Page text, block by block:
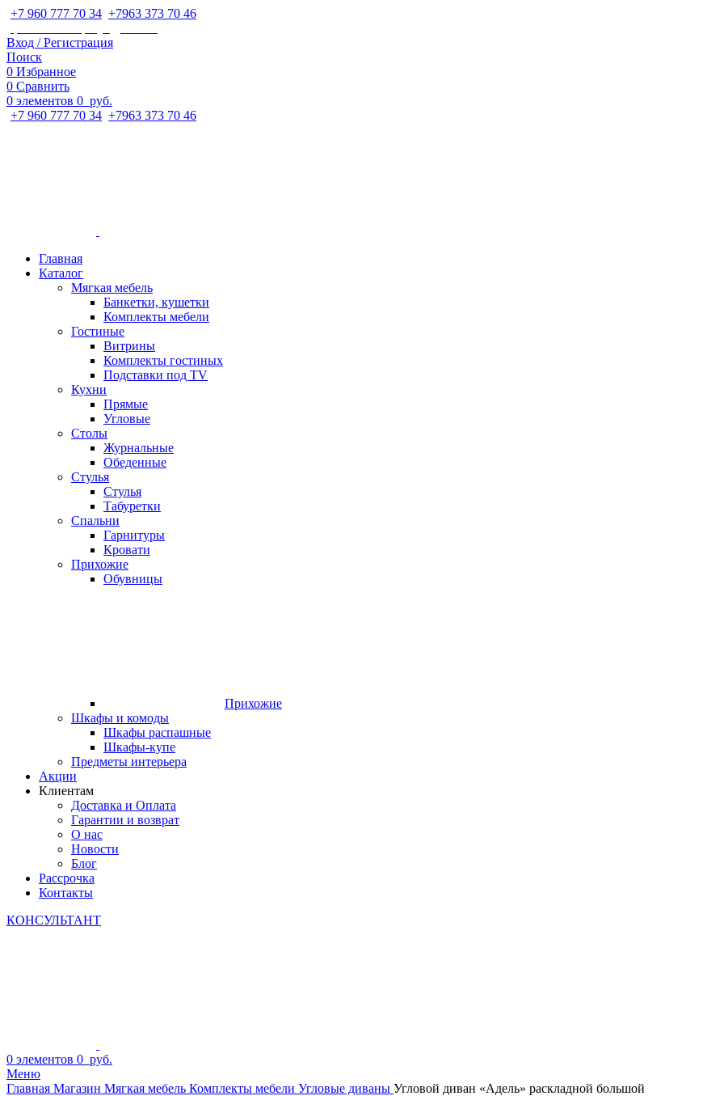
+7 960 777 70 34 +7963 373 70 46
Вход / Регистрация
Поиск
0 Избранное
0 Сравнить
0 элементов 0 руб.
+7 960 777 70 34 +7963 373 70 46
Главная
Каталог
Мягкая мебель
Банкетки, кушетки
Комплекты мебели
Гостиные
Витрины
Комплекты гостиных
Подставки под TV
Кухни
Прямые
Угловые
Столы
Журнальные
Обеденные
Стулья
Стулья
Табуретки
Спальни
Гарнитуры
Кровати
Прихожие
Обувницы
Прихожие
Шкафы и комоды
Шкафы распашные
Шкафы-купе
Предметы интерьера
Акции
Клиентам
Доставка и Оплата
Гарантии и возврат
О нас
Новости
Блог
Рассрочка
Контакты
КОНСУЛЬТАНТ
0 элементов 0 руб.
Меню
Главная Магазин Мягкая мебель Комплекты мебели Угловые диваны Угловой диван «Адель» раскладной большой